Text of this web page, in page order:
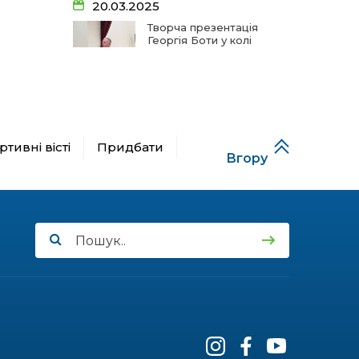
19 чер
Від каменя до деревця:
газдинь
09:03
Прощання з початковою
20.03.2025
Творча презентація
Георгія Боти у колі
хустка!
28.08.2024
Тризуб, загартований
Діти Незалежності
вісті
Придбати
Вгору